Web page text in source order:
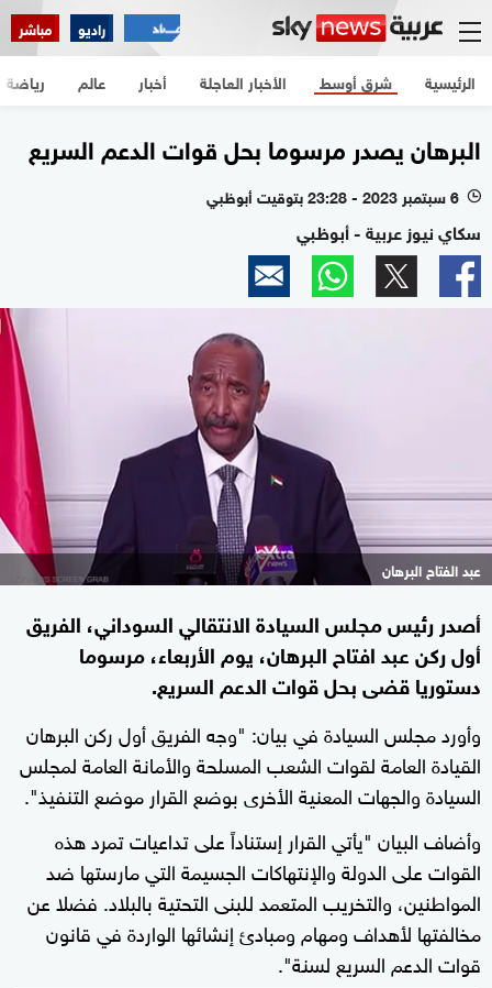
راديو مباشر
الرئيسية الأخبار العاجلة أخبار شرق أوسط عالم رياضة
البرهان يصدر مرسوما بحل قوات الدعم السريع
l 6 سبتمبر 2023 - 23:28 بتوقيت أبوظبي
سكاي نيوز عربية - أبوظبي
عبد الفتاح البرهان
أصدر رئيس مجلس السيادة الانتقالي السوداني، الفريق
أول ركن عبد افتاح البرهان، يوم الأربعاء، مرسوما
دستوريا قضى بحل قوات الدعم السريع.
وأورد مجلس السيادة في بيان: "وجه الفريق أول ركن البرهان
القيادة العامة لقوات الشعب المسلحة والأمانة العامة لمجلس
السيادة والجهات المعنية الأخرى بوضع القرار موضع التنفيذ".
وأضاف البيان "يأتي القرار إستناداً على تداعيات تمرد هذه
القوات على الدولة والإنتهاكات الجسيمة التي مارستها ضد
المواطنين، والتخريب المتعمد للبنى التحتية بالبلاد. فضلا عن
مخالفتها لأهداف ومهام ومبادئ إنشائها الواردة في قانون
قوات الدعم السريع لسنة".